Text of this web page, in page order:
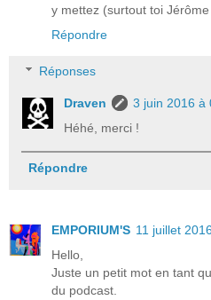
y mettez (surtout toi
Répondre
Réponses
Draven
3 juin 2016 à
Héhé, merci !
Répondre
EMPORIUM'S 11 juillet
Hello,
Juste un petit mot en tant
du podcast.